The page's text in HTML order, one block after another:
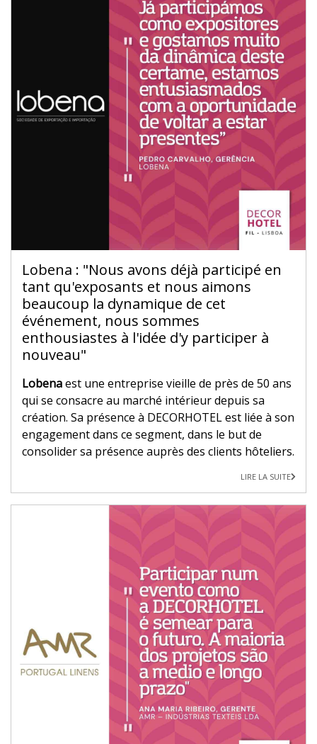
Lobena : "Nous avons déjà participé en
tant qu'exposants et nous aimons
beaucoup la dynamique de cet
événement, nous sommes
enthousiastes à l'idée d'y participer à
nouveau"
Lobenaest une entreprise vieille de près de 50 ans
qui se consacre au marché intérieur depuis sa
création. Sa présence à DECORHOTEL est liée à son
engagement dans ce segment, dans le but de
consolider sa présence auprès des clients hôteliers.
LIRE LA SUITE